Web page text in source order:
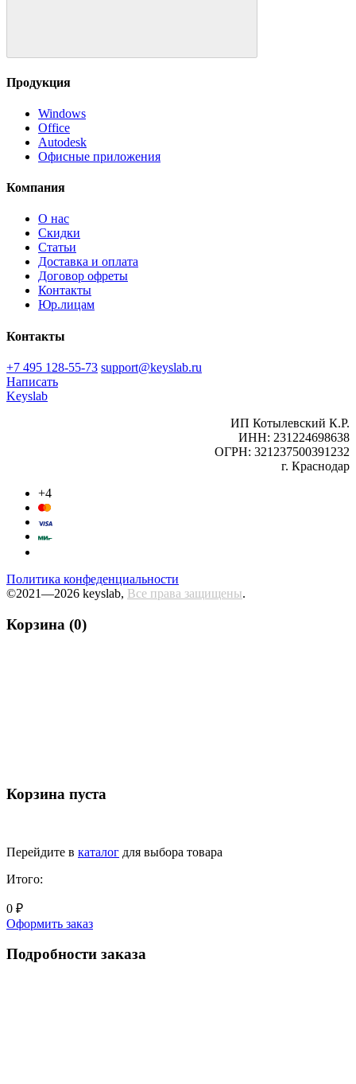
Продукция
Windows
Office
Autodesk
Офисные приложения
Компания
О нас
Скидки
Статьи
Доставка и оплата
Договор офреты
Контакты
Юр.лицам
Контакты
+7 495 128-55-73 support@keyslab.ru
Написать
Keyslab
ИП Котылевский К.Р.
ИНН: 231224698638
ОГРН: 321237500391232
г. Краснодар
+4
Политика конфеденциальности
©2021—2026 keyslab, Все права защищены.
Корзина (0)
Корзина пуста
Перейдите в каталог для выбора товара
Итого:
0 ₽
Оформить заказ
Подробности заказа